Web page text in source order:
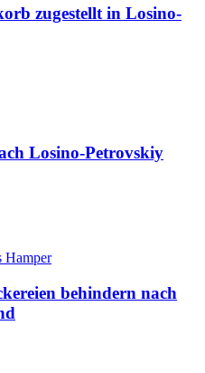
zugestellt in Losino-
Losino-Petrovskiy
behindern nach